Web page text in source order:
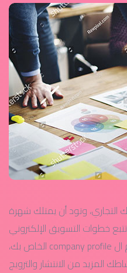
وتود أن يمتلك شهرة
خطوات التسويق الإلكتروني
المميزة، والتي من أشهرها تصميم ال company profile الخاص بك،
المزيد من الانتشار والترويج